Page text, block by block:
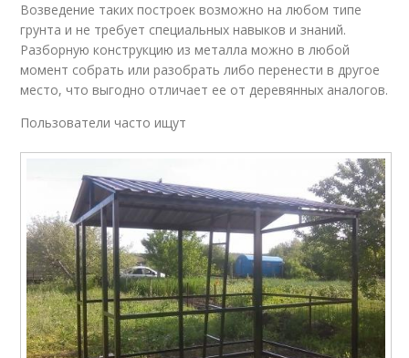
Возведение таких построек возможно на любом типе
грунта и не требует специальных навыков и знаний.
Разборную конструкцию из металла можно в любой
момент собрать или разобрать либо перенести в другое
место, что выгодно отличает ее от деревянных аналогов.
Пользователи часто ищут